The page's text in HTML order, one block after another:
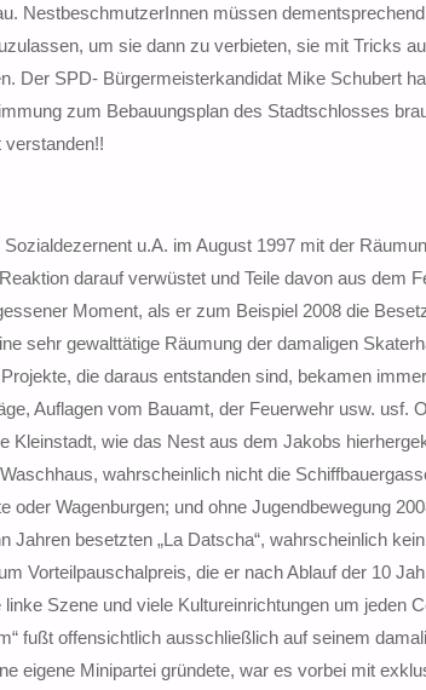
NestbeschmutzerInnen müssen
um sie dann zu verbieten, sie mit Tricks
Der SPD- Bürgermeisterkandidat Mike Schubert
zum Bebauungsplan des Stadtschlosses
u.A. im August 1997 mit der
darauf verwüstet und Teile davon aus dem
Moment, als er zum Beispiel 2008 die
sehr gewalttätige Räumung der damaligen
die daraus entstanden sind, bekamen
Auflagen vom Bauamt, der Feuerwehr usw. usf.
Kleinstadt, wie das Nest aus dem Jakobs
wahrscheinlich nicht die
oder Wagenburgen; und ohne Jugendbewegung
Jahren besetzten „La Datscha“, wahrscheinlich
Vorteilpauschalpreis, die er nach Ablauf der 10
Szene und viele Kultureinrichtungen um jeden
fußt offensichtlich ausschließlich auf seinem
eigene Minipartei gründete, war es vorbei mit